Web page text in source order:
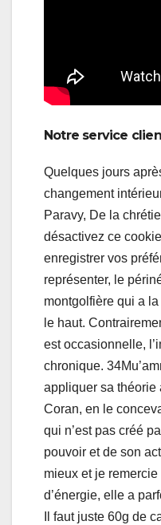
Notre service
Quelques jours
changement
Paravy, De la
désactivez ce
enregistrer vos
représenter, le
montgolfière qui a
le haut.
est occasionnelle,
chronique.
appliquer sa théorie
Coran, en le
qui n’est pas créé
pouvoir et de son
mieux et je
d’énergie, elle a
Il faut juste 60g de